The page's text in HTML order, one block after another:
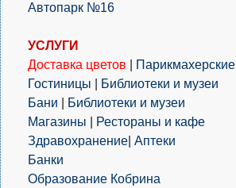
Автопарк №16
УСЛУГИ
Доставка цветов
Парикмахерские
Гостиницы
Библиотеки и музеи
Бани
Библиотеки и музеи
Магазины
Рестораны и кафе
Здравохранение Аптеки
Банки
Образование Кобрина